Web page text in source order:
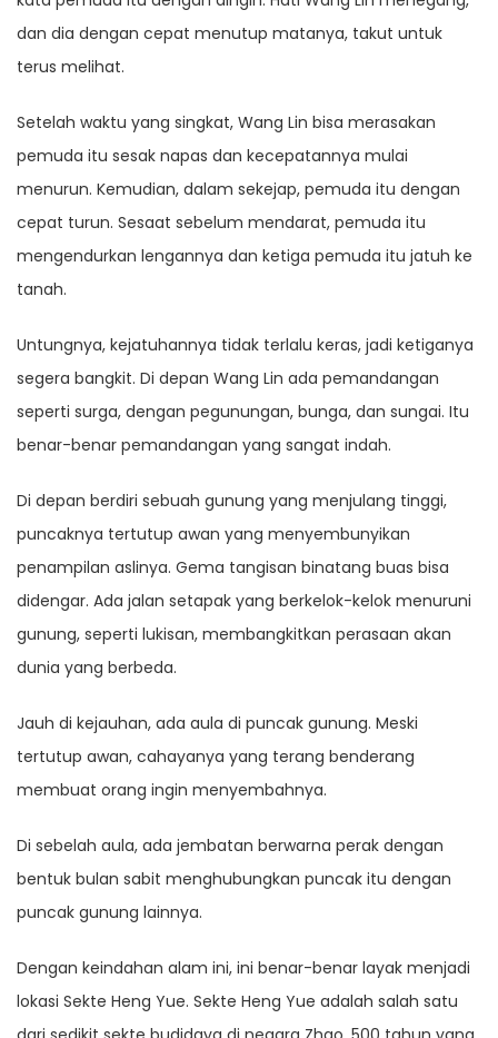
dan dia dengan cepat menutup matanya, takut untuk
terus melihat.
Setelah waktu yang singkat, Wang Lin bisa merasakan
pemuda itu sesak napas dan kecepatannya mulai
menurun. Kemudian, dalam sekejap, pemuda itu dengan
cepat turun. Sesaat sebelum mendarat, pemuda itu
mengendurkan lengannya dan ketiga pemuda itu jatuh ke
tanah.
Untungnya, kejatuhannya tidak terlalu keras, jadi ketiganya
segera bangkit. Di depan Wang Lin ada pemandangan
seperti surga, dengan pegunungan, bunga, dan sungai. Itu
benar-benar pemandangan yang sangat indah.
Di depan berdiri sebuah gunung yang menjulang tinggi,
puncaknya tertutup awan yang menyembunyikan
penampilan aslinya. Gema tangisan binatang buas bisa
didengar. Ada jalan setapak yang berkelok-kelok menuruni
gunung, seperti lukisan, membangkitkan perasaan akan
dunia yang berbeda.
Jauh di kejauhan, ada aula di puncak gunung. Meski
tertutup awan, cahayanya yang terang benderang
membuat orang ingin menyembahnya.
Di sebelah aula, ada jembatan berwarna perak dengan
bentuk bulan sabit menghubungkan puncak itu dengan
puncak gunung lainnya.
Dengan keindahan alam ini, ini benar-benar layak menjadi
lokasi Sekte Heng Yue. Sekte Heng Yue adalah salah satu